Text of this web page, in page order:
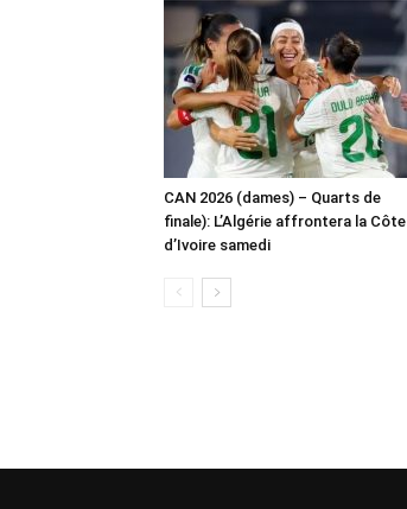
CAN 2026 (dames) – Quarts de
finale): L’Algérie affrontera la Côte
d’Ivoire samedi